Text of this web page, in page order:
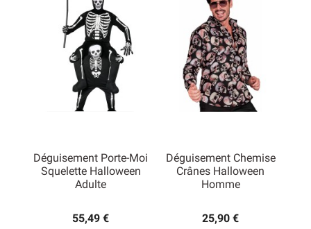
Déguisement Porte-Moi
Squelette Halloween
Adulte
55,49 €
Déguisement Chemise
Crânes Halloween
Homme
25,90 €